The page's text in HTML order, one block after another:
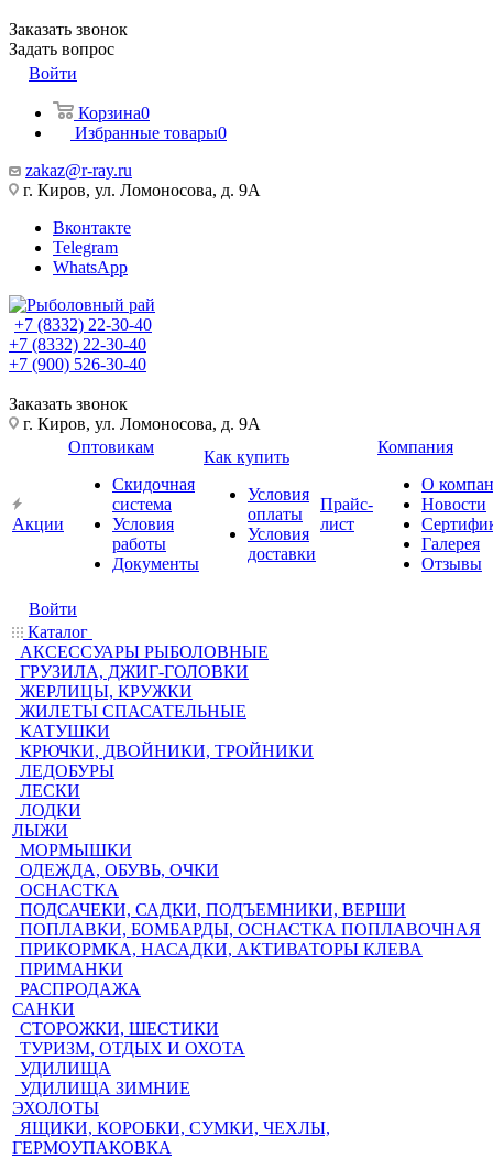
Заказать звонок
Задать вопрос
Войти
Корзина0
Избранные товары0
zakaz@r-ray.ru
г. Киров, ул. Ломоносова, д. 9А
Вконтакте
Telegram
WhatsApp
+7 (8332) 22-30-40
+7 (8332) 22-30-40
+7 (900) 526-30-40
Заказать звонок
г. Киров, ул. Ломоносова, д. 9А
Акции
Оптовикам
Скидочная
система
Условия
работы
Документы
Как купить
Условия
оплаты
Условия
доставки
Прайс-
лист
Компания
О
Новости
Галерея
Отзывы
Войти
Каталог
АКСЕССУАРЫ РЫБОЛОВНЫЕ
ГРУЗИЛА, ДЖИГ-ГОЛОВКИ
ЖЕРЛИЦЫ, КРУЖКИ
ЖИЛЕТЫ СПАСАТЕЛЬНЫЕ
КАТУШКИ
КРЮЧКИ, ДВОЙНИКИ, ТРОЙНИКИ
ЛЕДОБУРЫ
ЛЕСКИ
ЛОДКИ
ЛЫЖИ
МОРМЫШКИ
ОДЕЖДА, ОБУВЬ, ОЧКИ
ОСНАСТКА
ПОДСАЧЕКИ, САДКИ, ПОДЪЕМНИКИ, ВЕРШИ
ПОПЛАВКИ, БОМБАРДЫ, ОСНАСТКА ПОПЛАВОЧНАЯ
ПРИКОРМКА, НАСАДКИ, АКТИВАТОРЫ КЛЕВА
ПРИМАНКИ
РАСПРОДАЖА
САНКИ
СТОРОЖКИ, ШЕСТИКИ
ТУРИЗМ, ОТДЫХ И ОХОТА
УДИЛИЩА
УДИЛИЩА ЗИМНИЕ
ЭХОЛОТЫ
ЯЩИКИ, КОРОБКИ, СУМКИ, ЧЕХЛЫ,
ГЕРМОУПАКОВКА